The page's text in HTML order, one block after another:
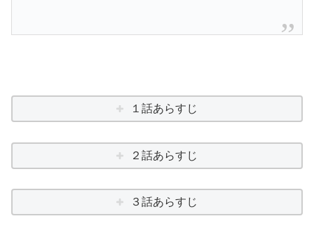
１話あらすじ
２話あらすじ
３話あらすじ